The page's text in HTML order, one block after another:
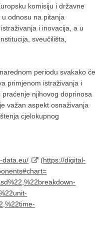
komisiju i državne
odnosu na pitanja
i inovacija, a u
sveučilišta,
periodu svakako će
primjenom istraživanja i
praćenje njihovog doprinosa
važan aspekt osnaživanja
cjelokupnog
data.eu/ (https://digital-